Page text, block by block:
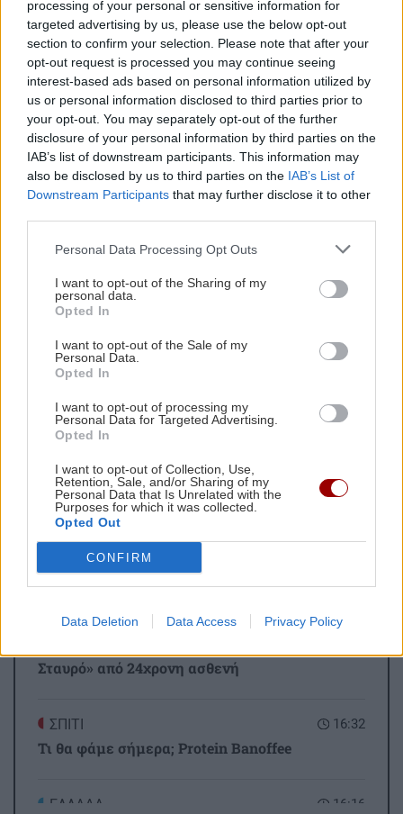
processing of your personal or sensitive information for
targeted advertising by us, please use the below opt-out
section to confirm your selection. Please note that after your
opt-out request is processed you may continue seeing
interest-based ads based on personal information utilized by
us or personal information disclosed to third parties prior to
your opt-out. You may separately opt-out of the further
disclosure of your personal information by third parties on the
IAB’s list of downstream participants. This information may
also be disclosed by us to third parties on the IAB’s List of
Downstream Participants that may further disclose it to other
Personal Data Processing Opt Outs
I want to opt-out of the Sharing of my
personal data.
Opted In
I want to opt-out of the Sale of my
Personal Data.
Opted In
I want to opt-out of processing my
Personal Data for Targeted Advertising.
Opted In
I want to opt-out of Collection, Use,
Retention, Sale, and/or Sharing of my
Personal Data that Is Unrelated with the
Purposes for which it was collected.
Opted Out
CONFIRM
Data Deletion Data Access Privacy Policy
νησιού να «αγκαλιάσει» πλήρως την κατοικία.
Ένα σπίτι που δεν προσπαθεί να επιβληθεί στο τοπίο·
αντίθετα, επιλέγει να χαθεί μέσα του.
Διαβάστε επίσης:
Φουντώνουν τα σενάρια για πρόωρες εκλογές τον
Σεπτέμβριο ή τον Οκτώβριο
μάθετε πρώτοι όλες τις ειδήσεις για την Κρήτη
και όχι μόνο.
Λευκάδα Σπίτι
ΡΟΗ ΕΙΔΗΣΕΩΝ
GOSSIP - LIFESTYLE
Σουλτάτος - Λασκαράκη: Η καλοκαιρινή
φωτογραφία τους από το Ηράκλειο
16:47
ΚΟΙΝΩΝΙΑ
Σταυρό» από 24χρονη ασθενή
16:32
ΣΠΙΤΙ
Τι θα φάμε σήμερα; Protein Banoffee
16:16
ΕΛΛΑΔΑ